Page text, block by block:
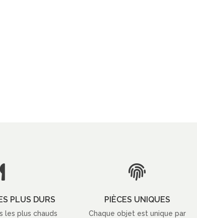
PLUS DURS
les plus chauds

PIÈCES UNIQUES
Chaque objet est unique par